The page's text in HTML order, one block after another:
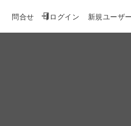
問合せ ログイン 新規ユーザ